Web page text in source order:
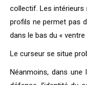
collectif. Les intérieurs
profils ne permet pas
dans le bas du « ventre
Le curseur se situe
Néanmoins, dans une